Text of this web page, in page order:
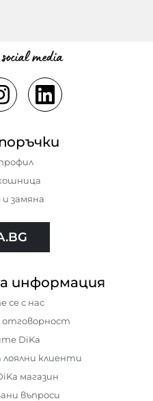
media
замяна
информация
се с нас
отговорност
DiKa
лоялни клиенти
магазин
въпроси